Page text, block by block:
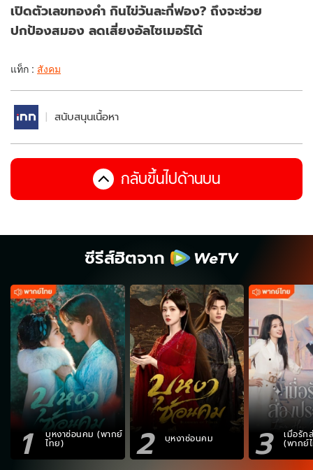
เปิดตัวเลขทองคำ กินไข่วันละกี่ฟอง? ถึงจะช่วย
ปกป้องสมอง ลดเสี่ยงอัลไซเมอร์ได้
แท็ก : สังคม
สนับสนุนเนื้อหา
กลับขึ้นไปด้านบน
ซีรีส์ฮิตจาก
1 บุหงาซ่อนคม (พากย์
ไทย) 2 บุหงาซ่อนคม 3 เมื่อรัก
(พากย์